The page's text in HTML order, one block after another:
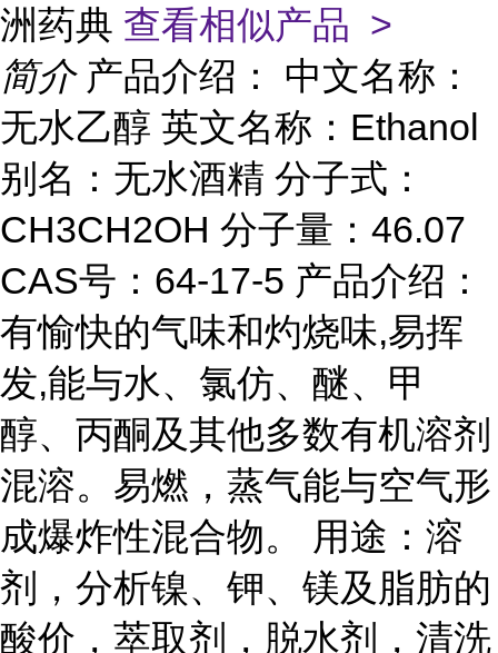
洲药典 查看相似产品 >
简介 产品介绍： 中文名称：
无水乙醇 英文名称：Ethanol
别名：无水酒精 分子式：
CH3CH2OH 分子量：46.07
CAS号：64-17-5 产品介绍：
有愉快的气味和灼烧味,易挥
发,能与水、氯仿、醚、甲
醇、丙酮及其他多数有机溶剂
混溶。易燃，蒸气能与空气形
成爆炸性混合物。 用途：溶
剂，分析镍、钾、镁及脂肪的
酸价，萃取剂，脱水剂，清洗